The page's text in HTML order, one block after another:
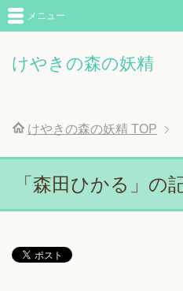
けやきの森の妖精
メニュー
けやきの森の妖精 TOP
「森田ひかる」の